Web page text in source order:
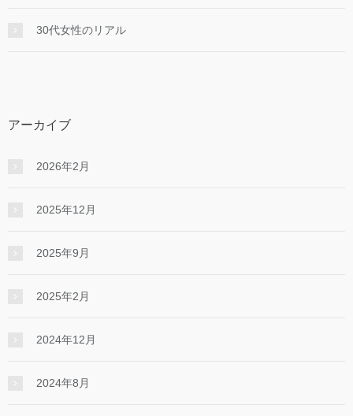
30代女性のリアル
アーカイブ
2026年2月
2025年12月
2025年9月
2025年2月
2024年12月
2024年8月